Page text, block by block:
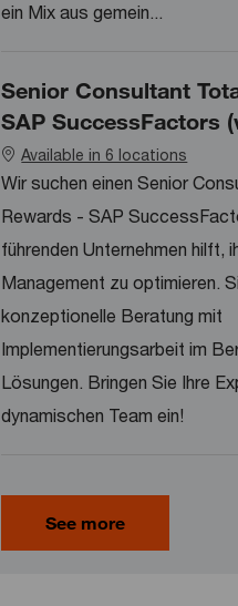
ein Mix aus gemein...
Senior Consultant
SAP SuccessFactors
Available in 6 locations
Wir suchen einen Senior
Rewards - SAP
führenden Unternehmen hilft,
Management zu optimieren.
konzeptionelle Beratung mit
Implementierungsarbeit im
Lösungen. Bringen Sie Ihre
dynamischen Team ein!
See more